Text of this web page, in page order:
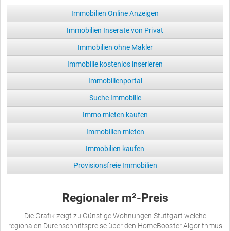
Immobilien Online Anzeigen
Immobilien Inserate von Privat
Immobilien ohne Makler
Immobilie kostenlos inserieren
Immobilienportal
Suche Immobilie
Immo mieten kaufen
Immobilien mieten
Immobilien kaufen
Provisionsfreie Immobilien
Regionaler m²-Preis
Die Grafik zeigt zu Günstige Wohnungen Stuttgart welche
regionalen Durchschnittspreise über den HomeBooster Algorithmus